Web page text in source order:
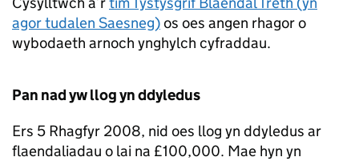
agor tudalen Saesneg)os oes angen rhagor o
wybodaeth arnoch ynghylch cyfraddau.
Pan nad yw llog yn ddyledus
Ers 5 Rhagfyr 2008, nid oes llog yn ddyledus ar
flaendaliadau o lai na £100,000. Mae hyn yn